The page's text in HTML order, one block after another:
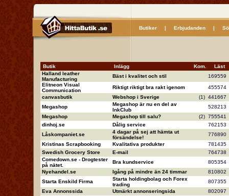
Butiker| Erbjudanden|
Butik Inlägg Kom.
Läst
Halland leather
Manufacturing
Bäst i kvalitet och stil
169559
Elitneon Visual
Communication
Riktigt riktigt bra rakt igenom
455574
canvasbutik
Webshop i Sverige (1) 441667
Megashop
Megashop är nu en del av
InkClub
528213
Megashop
Megashop till salu? (2) 755541
dinhoj.se
Dålig service
762153
Låskompaniet.se
4 dagar på sej att hämta ut
försändelse!
776890
Kristinas Scrapbooking
Kvalitativa produkter
781435
Swedish Grocery Store
E-mail
764738
Comedown.se - Drogtester
på nätet.
Bra kundservice
805354
Nyehandel.se
Igång på mindre än 24 timmar
810802
Starta Enskild Firma
Starta holdingbolag och Forex
trading
807355
Eva Annonssida
Utmärkt annonseringsida
802097